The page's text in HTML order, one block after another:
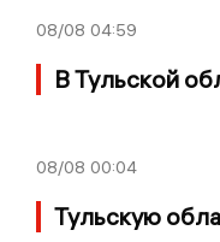
08/08 04:59
В Тульской
08/08 00:04
Тульскую